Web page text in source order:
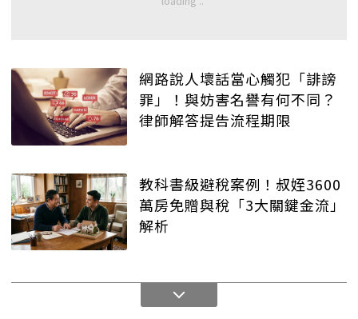
網路說人壞話當心觸犯「誹謗
罪」！與妨害名譽有何不同？
律師解答提告流程期限
教科書級避稅案例！叔姪3600
萬房免贈與稅「3大關鍵金流」
解析